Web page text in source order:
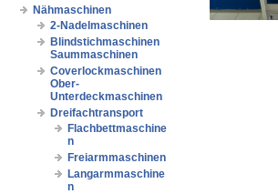
Nähmaschinen
2-Nadelmaschinen
Blindstichmaschinen
Saummaschinen
Coverlockmaschinen
Ober-
Unterdeckmaschinen
Dreifachtransport
Flachbettmaschine
n
Freiarmmaschinen
Langarmmaschine
n